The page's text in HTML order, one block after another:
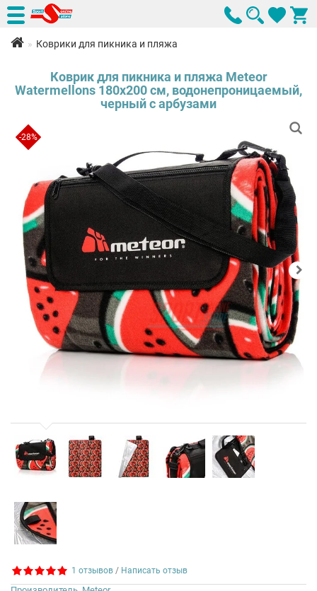
Коврики для пикника и пляжа
Коврик для пикника и пляжа Meteor
Watermellons 180х200 см, водонепроницаемый,
черный с арбузами
-28%
1 отзывов / Написать отзыв